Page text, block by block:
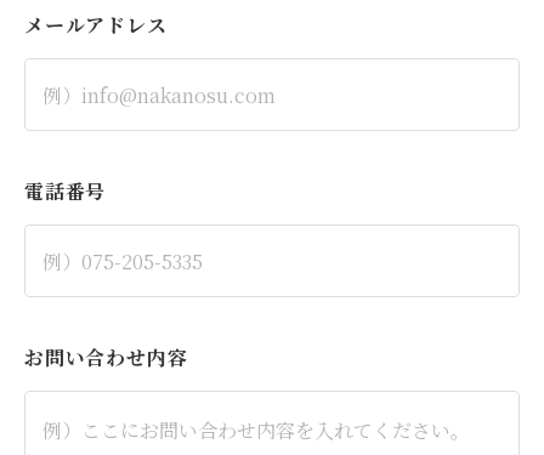
メールアドレス
電話番号
お問い合わせ内容